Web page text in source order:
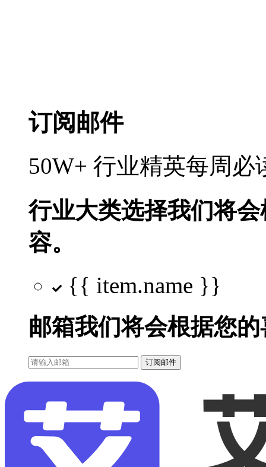
订阅邮件
50W+ 行业精英每周
行业大类选择我们将
容。
{{ item.name }}
邮箱我们将会根据您
订阅邮件